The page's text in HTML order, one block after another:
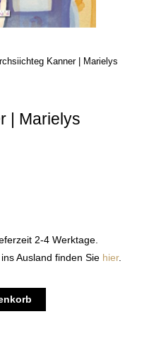
Kanner | Marielys
| Marielys
2-4 Werktage.
Ausland finden Sie hier.